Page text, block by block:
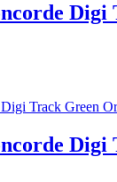
Digi
Digi